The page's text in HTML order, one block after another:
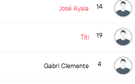
14
José Ayala
19
Titi
4
Gabri Clemente